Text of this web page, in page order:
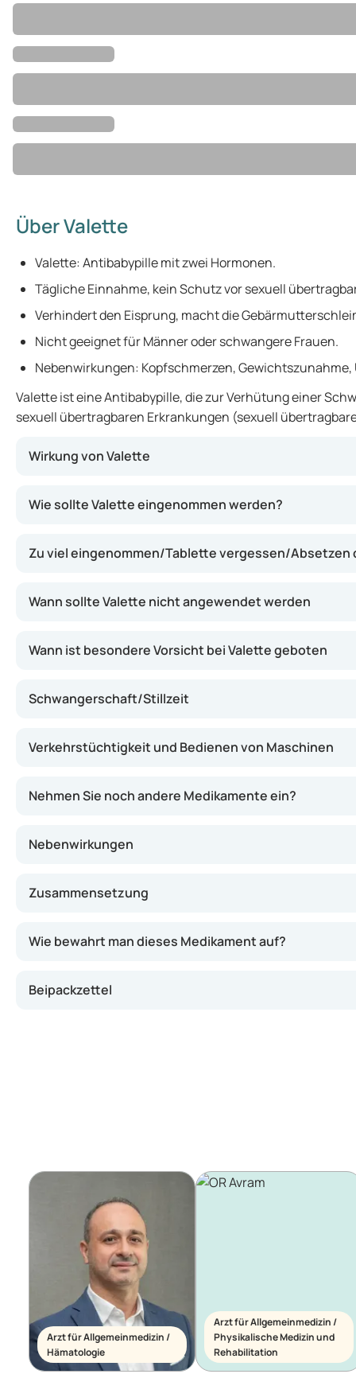
Über Valette
Valette: Antibabypille mit zwei Hormonen.
Tägliche Einnahme, kein Schutz vor sexuell
Verhindert den Eisprung, macht die
Nicht geeignet für Männer oder schwangere Frauen.
Nebenwirkungen: Kopfschmerzen, Gewichtszunahme,
Valette ist eine Antibabypille, die zur Verhütung einer
sexuell übertragbaren Erkrankungen (sexuell
Wirkung von Valette
Wie sollte Valette eingenommen werden?
Zu viel eingenommen/Tablette vergessen/Absetzen
Wann sollte Valette nicht angewendet werden
Wann ist besondere Vorsicht bei Valette geboten
Schwangerschaft/Stillzeit
Verkehrstüchtigkeit und Bedienen von Maschinen
Nehmen Sie noch andere Medikamente ein?
Nebenwirkungen
Zusammensetzung
Wie bewahrt man dieses Medikament auf?
Beipackzettel
Arzt für Allgemeinmedizin /
Hämatologie
Arzt für Allgemeinmedizin /
Physikalische Medizin und
Rehabilitation